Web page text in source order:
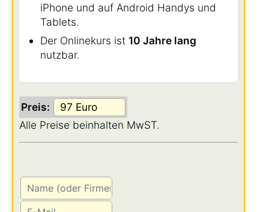
iPhone und auf Android Handys und
Tablets.
Der Onlinekurs ist 10 Jahre lang
nutzbar.
Preis:
Alle Preise beinhalten MwST.